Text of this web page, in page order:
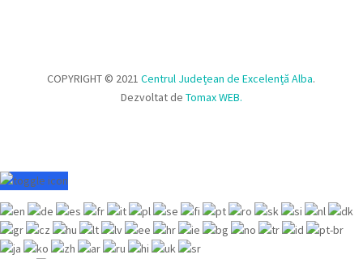
COPYRIGHT © 2021Centrul Județean de Excelență Alba.
Dezvoltat de Tomax WEB.